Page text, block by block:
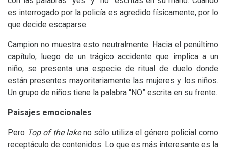
es interrogado por la policía es agredido físicamente, por lo
que decide escaparse.
Campion no muestra esto neutralmente. Hacia el penúltimo
capítulo, luego de un trágico accidente que implica a un
niño, se presenta una especie de ritual de duelo donde
están presentes mayoritariamente las mujeres y los niños.
Un grupo de niños tiene la palabra “NO” escrita en su frente.
Paisajes emocionales
Pero Top of the lakeno sólo utiliza el género policial como
receptáculo de contenidos. Lo que es más interesante es la